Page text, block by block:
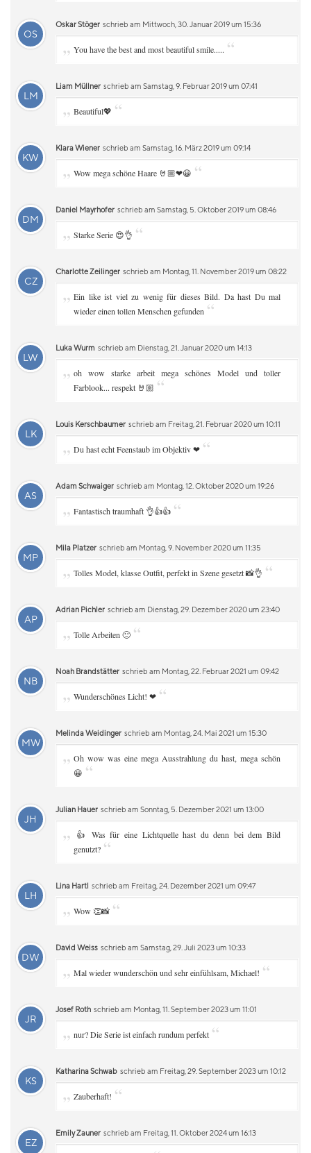
OS
Oskar Stöger schrieb am Mittwoch, 30. Januar 2019 um 15:36
„ You have the best and most beautiful smile..... “
LM
Liam Müllner schrieb am Samstag, 9. Februar 2019 um 07:41
„ Beautiful💖 “
KW
Klara Wiener schrieb am Samstag, 16. März 2019 um 09:14
„ Wow mega schöne Haare 🤘🏼❤😀 “
DM
Daniel Mayrhofer schrieb am Samstag, 5. Oktober 2019 um 08:46
„ Starke Serie 😍👌 “
CZ
Charlotte Zeilinger schrieb am Montag, 11. November 2019 um 08:22
„ Ein like ist viel zu wenig für dieses Bild. Da hast Du mal
wieder einen tollen Menschen gefunden “
LW
Luka Wurm schrieb am Dienstag, 21. Januar 2020 um 14:13
„ oh wow starke arbeit mega schönes Model und toller
Farblook... respekt 🤘🏼 “
LK
Louis Kerschbaumer schrieb am Freitag, 21. Februar 2020 um 10:11
„ Du hast echt Feenstaub im Objektiv ❤ “
AS
Adam Schwaiger schrieb am Montag, 12. Oktober 2020 um 19:26
„ Fantastisch traumhaft 👌👍👍 “
MP
Mila Platzer schrieb am Montag, 9. November 2020 um 11:35
„ Tolles Model, klasse Outfit, perfekt in Szene gesetzt 📸👌 “
AP
Adrian Pichler schrieb am Dienstag, 29. Dezember 2020 um 23:40
„ Tolle Arbeiten 🙂 “
NB
Noah Brandstätter schrieb am Montag, 22. Februar 2021 um 09:42
„ Wunderschönes Licht! ❤ “
MW
Melinda Weidinger schrieb am Montag, 24. Mai 2021 um 15:30
„ Oh wow was eine mega Ausstrahlung du hast, mega schön
😀 “
JH
Julian Hauer schrieb am Sonntag, 5. Dezember 2021 um 13:00
„
👍 Was für eine Lichtquelle hast du denn bei dem Bild
genutzt? “
LH
Lina Hartl schrieb am Freitag, 24. Dezember 2021 um 09:47
„ Wow 👏📸 “
DW
David Weiss schrieb am Samstag, 29. Juli 2023 um 10:33
„ Mal wieder wunderschön und sehr einfühlsam, Michael! “
JR
Josef Roth schrieb am Montag, 11. September 2023 um 11:01
„ nur? Die Serie ist einfach rundum perfekt “
KS
Katharina Schwab schrieb am Freitag, 29. September 2023 um 10:12
„ Zauberhaft! “
EZ
Emily Zauner schrieb am Freitag, 11. Oktober 2024 um 16:13